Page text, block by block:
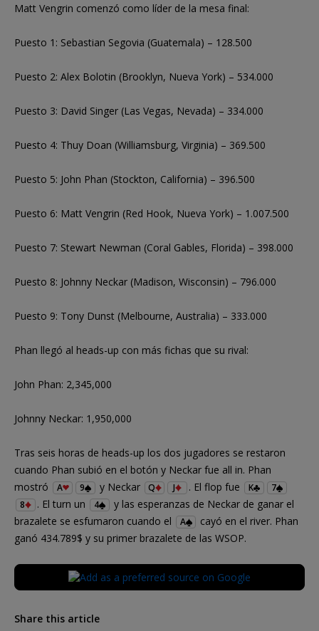
Matt Vengrin comenzó como líder de la mesa final:
Puesto 1: Sebastian Segovia (Guatemala) – 128.500
Puesto 2: Alex Bolotin (Brooklyn, Nueva York) – 534.000
Puesto 3: David Singer (Las Vegas, Nevada) – 334.000
Puesto 4: Thuy Doan (Williamsburg, Virginia) – 369.500
Puesto 5: John Phan (Stockton, California) – 396.500
Puesto 6: Matt Vengrin (Red Hook, Nueva York) – 1.007.500
Puesto 7: Stewart Newman (Coral Gables, Florida) – 398.000
Puesto 8: Johnny Neckar (Madison, Wisconsin) – 796.000
Puesto 9: Tony Dunst (Melbourne, Australia) – 333.000
Phan llegó al heads-up con más fichas que su rival:
John Phan: 2,345,000
Johnny Neckar: 1,950,000
Tras seis horas de heads-up los dos jugadores se restaron
cuando Phan subió en el botón y Neckar fue all in. Phan
mostró
A 9 y Neckar Q J . El flop fue K
7
8
. El turn un 4
y las esperanzas de Neckar de ganar el
brazalete se esfumaron cuando el
A
cayó en el river. Phan
ganó 434.789$ y su primer brazalete de las WSOP.
Share this article